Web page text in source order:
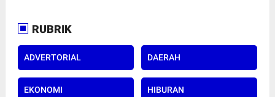
RUBRIK
ADVERTORIAL DAERAH
EKONOMI HIBURAN